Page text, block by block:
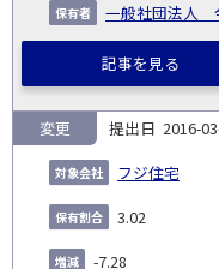
一般社団法人
記事を見る
2016-
フジ住宅
変更
3.02
-7.28